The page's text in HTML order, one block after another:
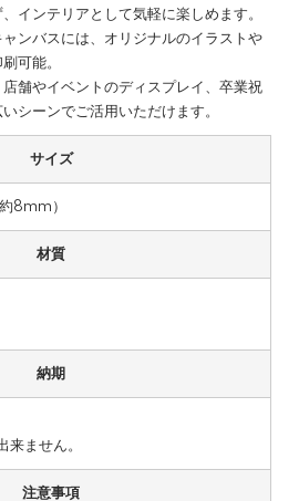
インテリアとして気軽に楽しめます。
ンバスには、オリジナルのイラストや
可能。
舗やイベントのディスプレイ、卒業祝
シーンでご活用いただけます。
サイズ
8mm）
材質
納期
来ません。
注意事項